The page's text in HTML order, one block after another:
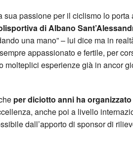
passione per il ciclismo lo porta
di Albano
una mano” – lui dice ma in
appassionato e fertile, per
molteplici esperienze già in ancor
per diciotto anni ha organizzato
anche poi a livello
dall’apporto di sponsor di